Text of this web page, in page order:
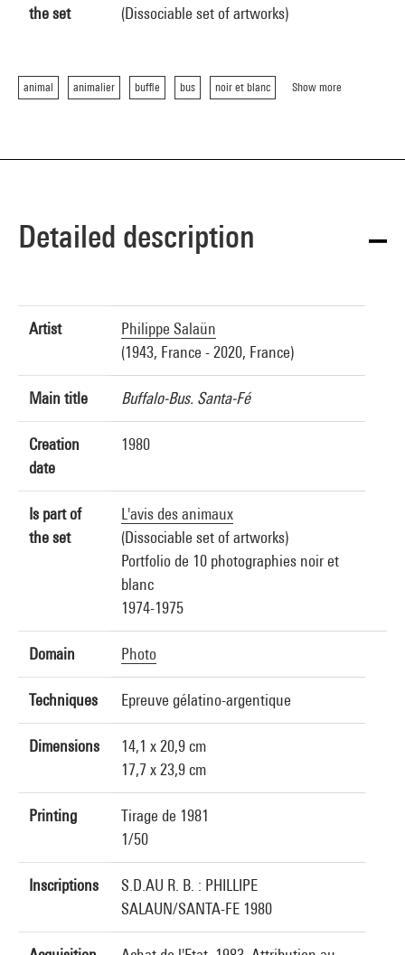
the set
(Dissociable set of artworks)
animal animalier buffle bus noir et blanc Show more
Detailed description
Artist
Philippe Salaün
(1943, France - 2020, France)
Main title Buffalo-Bus. Santa-Fé
Creation
date
1980
Is part of
the set
L'avis des animaux
(Dissociable set of artworks)
Portfolio de 10 photographies noir et
blanc
1974-1975
Domain Photo
Techniques Epreuve gélatino-argentique
Dimensions
14,1 x 20,9 cm
17,7 x 23,9 cm
Printing
Tirage de 1981
1/50
Inscriptions
S.D.AU R. B. : PHILLIPE
SALAUN/SANTA-FE 1980